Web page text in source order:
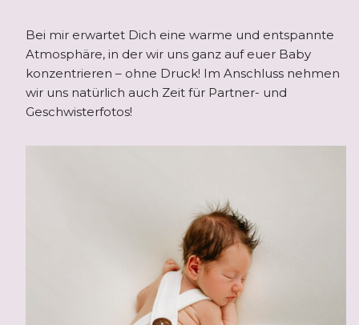
Bei mir erwartet Dich eine warme und entspannte
Atmosphäre, in der wir uns ganz auf euer Baby
konzentrieren – ohne Druck! Im Anschluss nehmen
wir uns natürlich auch Zeit für Partner- und
Geschwisterfotos!